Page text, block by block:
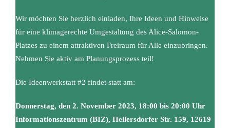
Wir möchten Sie herzlich einladen, Ihre Ideen und Hinweise
für eine klimagerechte Umgestaltung des Alice-Salomon-
Platzes zu einem attraktiven Freiraum für Alle einzubringen.
Nehmen Sie aktiv am Planungsprozess teil!
Die Ideenwerkstatt #2 findet statt am:
Donnerstag, den 2. November 2023, 18:00 bis 20:00 Uhr
Informationszentrum (BIZ), Hellersdorfer Str. 159, 12619